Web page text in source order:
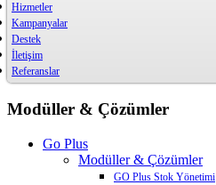
Hizmetler
Kampanyalar
Destek
İletişim
Referanslar
Modüller & Çözümler
Go Plus
Modüller & Çözümler
GO Plus Stok Yönetimi